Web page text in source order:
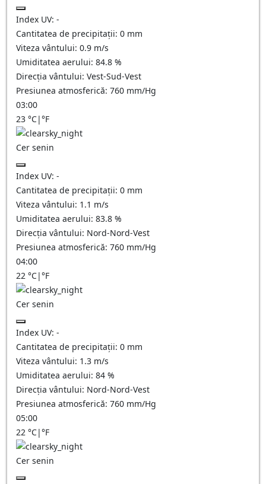
Index UV: -
Cantitatea de precipitații: 0 mm
Viteza vântului: 0.9 m/s
Umiditatea aerului: 84.8 %
Direcția vântului: Vest-Sud-Vest
Presiunea atmosferică: 760 mm/Hg
03:00
23 °C|°F
Cer senin
Index UV: -
Cantitatea de precipitații: 0 mm
Viteza vântului: 1.1 m/s
Umiditatea aerului: 83.8 %
Direcția vântului: Nord-Nord-Vest
Presiunea atmosferică: 760 mm/Hg
04:00
22 °C|°F
Cer senin
Index UV: -
Cantitatea de precipitații: 0 mm
Viteza vântului: 1.3 m/s
Umiditatea aerului: 84 %
Direcția vântului: Nord-Nord-Vest
Presiunea atmosferică: 760 mm/Hg
05:00
22 °C|°F
Cer senin